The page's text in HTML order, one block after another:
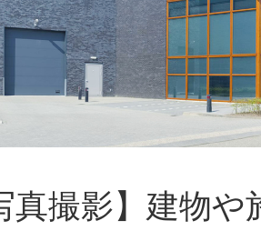
真撮影】建物